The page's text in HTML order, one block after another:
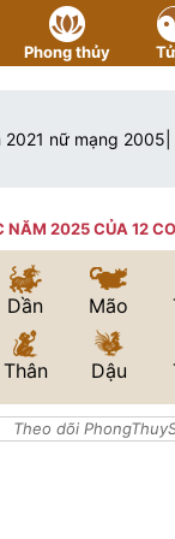
Phong thủy
2021 nữ mạng
NĂM 2025 CỦA 12
Dần Mão
Thân Dậu
Theo dõi